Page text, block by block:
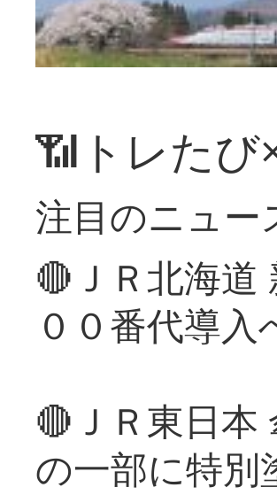
📶トレたび
注目のニュー
🔴ＪＲ北海道
００番代導入
🔴ＪＲ東日本
の一部に特別